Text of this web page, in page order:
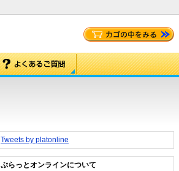
Tweets by platonline
ぷらっとオンラインについて